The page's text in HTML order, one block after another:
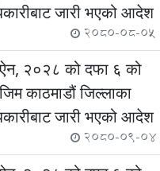
जारी भएको आदेश
2080-08-05
२०२८ को दफा ६ को
काठमाडौं जिल्लाका
जारी भएको आदेश
2080-09-04